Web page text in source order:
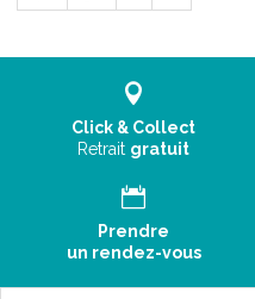
Click & Collect
Retrait gratuit
Prendre
un rendez-vous